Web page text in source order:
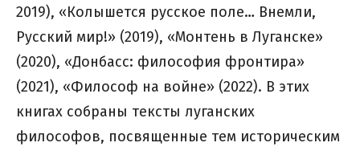
2019), «Колышется русское поле… Внемли,
Русский мир!» (2019), «Монтень в Луганске»
(2020), «Донбасс: философия фронтира»
(2021), «Философ на войне» (2022). В этих
книгах собраны тексты луганских
философов, посвященные тем историческим